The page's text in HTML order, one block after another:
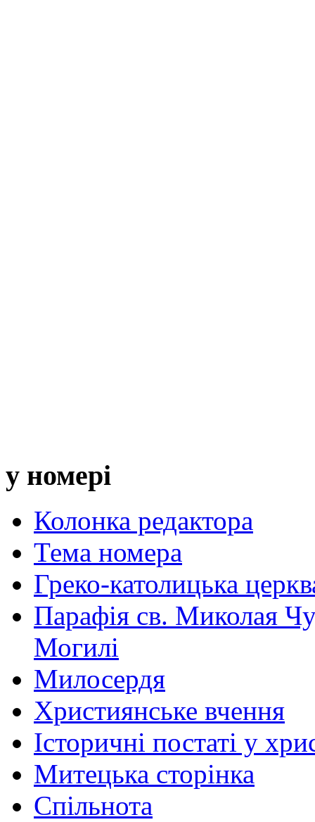
у номері
Колонка редактора
Тема номера
Греко-католицька
Парафія св. Миколая
Могилі
Милосердя
Християнське вчення
Історичні постаті у
Митецька сторінка
Спільнота